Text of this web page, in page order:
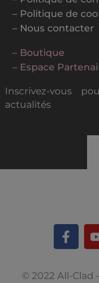
– Politique de
– Nous contacter
– Boutique
– Espace
Inscrivez-vous
actualités
© 2022 All-Clad